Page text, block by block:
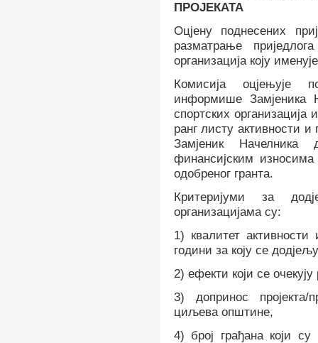
ПРОЈЕКАТА
Оцјену поднесених
разматрање
организацијакоју
Комисијаоцјењује
информише Замјеника
спортских организација и
ранг листу активности и
Замјеник Начелника
финансијским
одобреног гранта.
Критеријуми за
организацијама су:
1) квалитет
години за коју се
2) ефекти који се
3) допринос пројекта/
циљева општине,
4) број грађана који